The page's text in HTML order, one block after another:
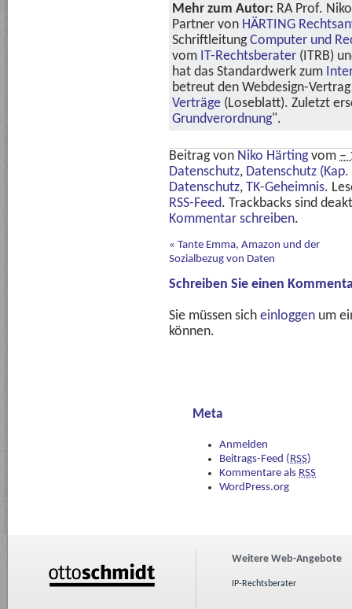
Mehr zum Autor: RA Prof.
Partner von HÄRTING
SchriftleitungComputer und
vom IT-Rechtsberater (ITRB)
hat das Standardwerk zum
betreut den Webdesign-
Verträge (Loseblatt). Zuletzt
Grundverordnung".
Beitrag von Niko Härtingvom –
Datenschutz, Datenschutz (Kap.
Datenschutz, TK-Geheimnis.
RSS-Feed. Trackbacks sind
Kommentar schreiben.
« Tante Emma, Amazon und der
Sozialbezug von Daten
Schreiben Sie einen
Sie müssen sich einloggen um
können.
Meta
Anmelden
Beitrags-Feed (RSS)
Kommentare als RSS
WordPress.org
Weitere Web-Angebote
IP-Rechtsberater